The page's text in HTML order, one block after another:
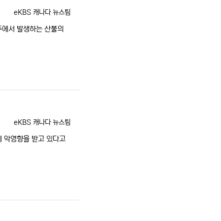
등록자
eKBS 캐나다 뉴스팀
서 발생하는 산불의
등록자
eKBS 캐나다 뉴스팀
악영향을 받고 있다고